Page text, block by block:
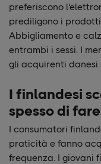
preferiscono
prediligono i
Abbigliamento e
entrambi i sessi. I
gli acquirenti danesi
I finlandesi
spesso di
I consumatori
praticità e fanno
frequenza. I giovani